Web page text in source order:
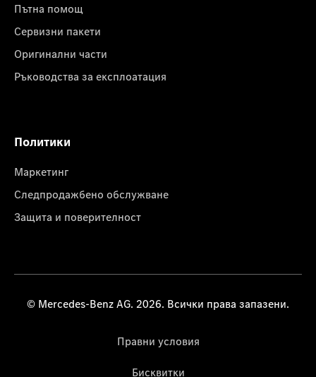
Пътна помощ
Сервизни пакети
Оригинални части
Ръководства за експлоатация
Политики
Маркетинг
Следпродажбено обслужване
Защита и поверителност
© Mercedes-Benz AG. 2026. Всички права запазени.
Правни условия
Бисквитки